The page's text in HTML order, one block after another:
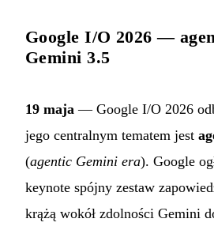
Google I/O 2026 —
Gemini 3.5
19 maja — Google I/O 2026
jego centralnym tematem jest
(agentic Gemini era). Google
keynote spójny zestaw
krążą wokół zdolności Gemini